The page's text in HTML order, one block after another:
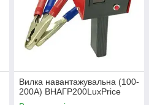
Вилка навантажувальна (100-
200А) ВНАГР200LuxPrice